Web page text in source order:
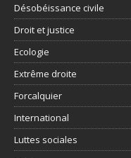
Désobéissance civile
Droit et justice
Ecologie
Extrême droite
Forcalquier
International
Luttes sociales